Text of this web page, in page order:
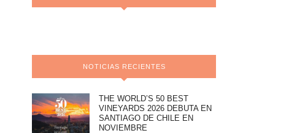
NOTICIAS RECIENTES
THE WORLD’S 50 BEST
VINEYARDS 2026 DEBUTA EN
SANTIAGO DE CHILE EN
NOVIEMBRE